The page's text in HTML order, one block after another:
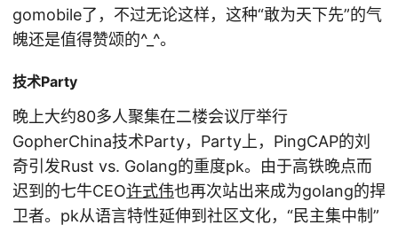
gomobile了，不过无论这样，这种“敢为天下先”的气
魄还是值得赞颂的^_^。
技术Party
晚上大约80多人聚集在二楼会议厅举行
GopherChina技术Party，Party上，PingCAP的刘
奇引发Rust vs. Golang的重度pk。由于高铁晚点而
迟到的七牛CEO许式伟也再次站出来成为golang的捍
卫者。pk从语言特性延伸到社区文化，“民主集中制”